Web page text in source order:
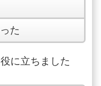
た
に立ちました